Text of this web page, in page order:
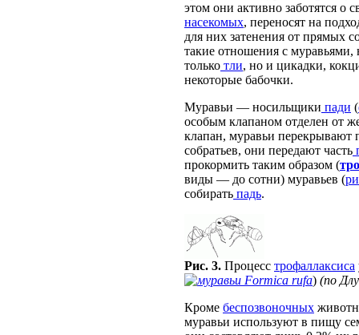
этом они активно заботятся
насекомых, переносят на
для них затенения от прямых
такие отношения с
только тли, но и цикадки,
некоторые бабочки.
Муравьи — носильщики пади (
особым клапаном отделен от
клапан, муравьи перекрывают
собратьев, они передают часть
прокормить таким образом (
виды — до сотни) муравьев (
собирать падь.
Рис. 3. Процесс трофаллаксиса
Formica rufa) (по
Кроме беспозвоночных
муравьи используют в пищу